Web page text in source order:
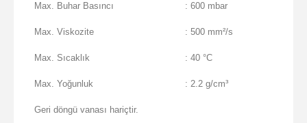
Max. Buhar Basıncı : 600 mbar
Max. Viskozite : 500 mm²/s
Max. Sıcaklık : 40 °C
Max. Yoğunluk : 2.2 g/cm³
Geri döngü vanası hariçtir.